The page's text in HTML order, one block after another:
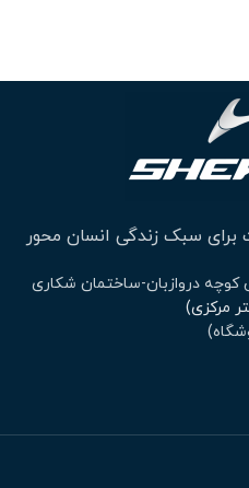
برای سبک زندگی انسان محور
کوچه دروازبان-ساختمان شکاری